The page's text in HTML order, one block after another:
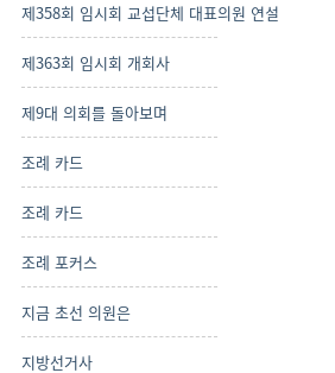
제358회 임시회 교섭단체 대표의원 연설
제363회 임시회 개회사
제9대 의회를 돌아보며
조례 카드
조례 카드
조례 포커스
지금 초선 의원은
지방선거사